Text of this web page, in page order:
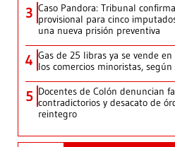
3 Caso Pandora: Tribunal
provisional para cinco
una nueva prisión preventiva
4 Gas de 25 libras ya se vende
los comercios minoristas, según
5 Docentes de Colón denuncian
contradictorios y desacato de
reintegro